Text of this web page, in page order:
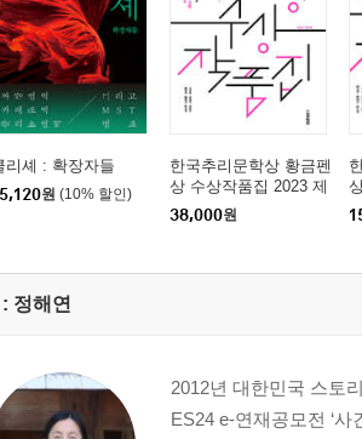
리셰 : 확장자들
원 (10% 할인)
한국추리문학상 황금펜
상 수상작품집 2023 제
17회 (큰글자책)
38,000원
정해연
2012년 대한민국 스토
ES24 e-연재공모전 ‘